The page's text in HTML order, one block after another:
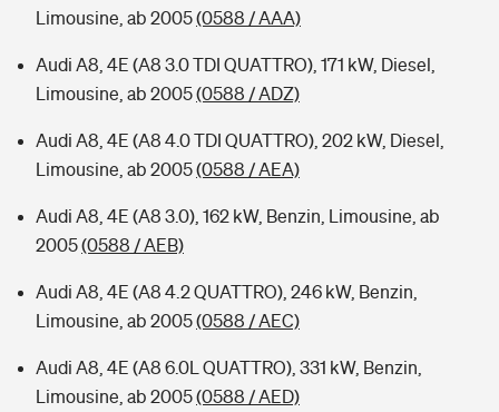
Limousine, ab 2005(0588 / AAA)
Audi A8, 4E (A8 3.0 TDI QUATTRO), 171 kW, Diesel,
Limousine, ab 2005(0588 / ADZ)
Audi A8, 4E (A8 4.0 TDI QUATTRO), 202 kW, Diesel,
Limousine, ab 2005(0588 / AEA)
Audi A8, 4E (A8 3.0), 162 kW, Benzin, Limousine, ab
2005(0588 / AEB)
Audi A8, 4E (A8 4.2 QUATTRO), 246 kW, Benzin,
Limousine, ab 2005(0588 / AEC)
Audi A8, 4E (A8 6.0L QUATTRO), 331 kW, Benzin,
Limousine, ab 2005(0588 / AED)